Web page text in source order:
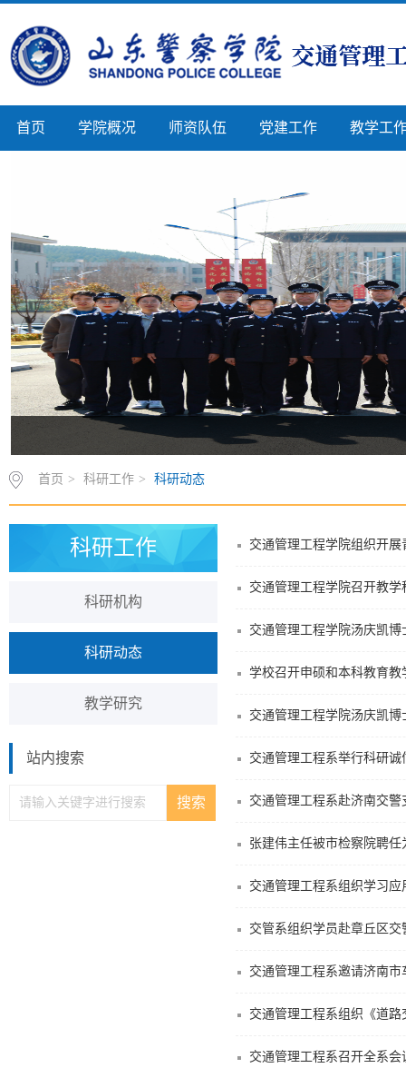
首页 学院概况 师资队伍 党建工作 教学工
首页 > 科研工作 > 科研动态
科研工作
科研机构
科研动态
教学研究
站内搜索
交通管理工程学院组织开
交通管理工程学院召开教学
交通管理工程学院汤庆凯
学校召开申硕和本科教育
交通管理工程学院汤庆凯
交通管理工程系举行科研诚
交通管理工程系赴济南交
张建伟主任被市检察院聘任
交通管理工程系组织学习
交管系组织学员赴章丘区
交通管理工程系邀请济南
交通管理工程系组织《道
交通管理工程系召开全系